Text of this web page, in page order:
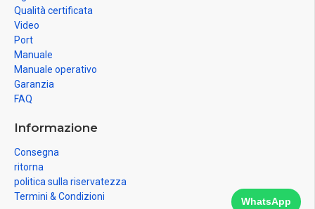
Qualità certificata
Video
Port
Manuale
Manuale operativo
Garanzia
FAQ
Informazione
Consegna
ritorna
politica sulla riservatezza
Termini & Condizioni
WhatsApp